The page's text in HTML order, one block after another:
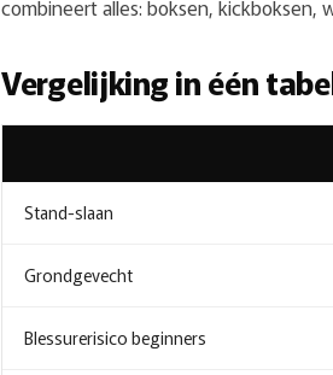
combineert alles: boksen, kickboksen,
Vergelijking in één
Stand-slaan
Grondgevecht
Blessurerisico beginners